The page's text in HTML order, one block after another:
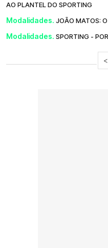
AO PLANTEL DO SPORTING
Modalidades. JOÃO MATOS:
Modalidades. SPORTING -
<